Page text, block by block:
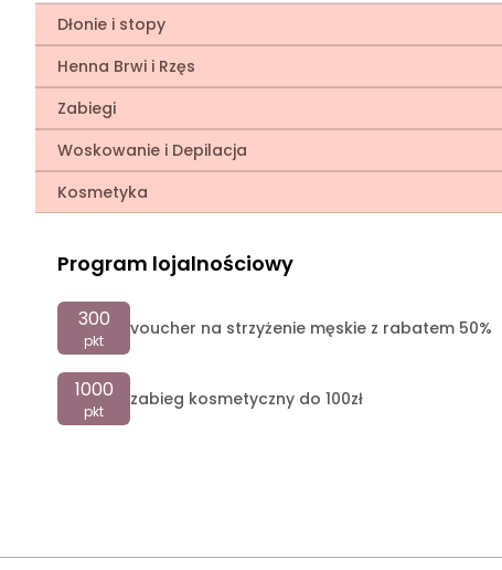
Dłonie i stopy
Henna Brwi i Rzęs
Zabiegi
Woskowanie i Depilacja
Kosmetyka
Program lojalnościowy
300
pkt
voucher na strzyżenie męskie z rabatem 50%
1000
pkt
zabieg kosmetyczny do 100zł